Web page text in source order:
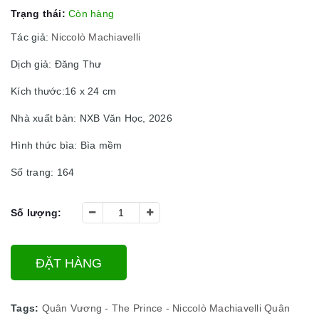
Trạng thái: Còn hàng
Tác giả: Niccolò Machiavelli
Dịch giả: Đăng Thư
Kích thước:16 x 24 cm
Nhà xuất bản: NXB Văn Học, 2026
Hình thức bìa: Bìa mềm
Số trang: 164
Số lượng:
ĐẶT HÀNG
Tags: Quân Vương - The Prince - Niccolò Machiavelli Quân